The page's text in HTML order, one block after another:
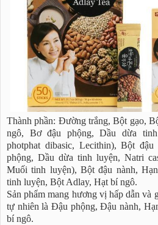
Thành phần: Đường trắng, Bột gạo,
ngô, Bơ đậu phộng, Dầu dừa
photphat dibasic, Lecithin), Bột
phộng, Dầu dừa tinh luyện, Natri
Muối tinh luyện), Bột đậu nành,
tinh luyện, Bột Adlay, Hạt bí ngô.
Sản phẩm mang hương vị hấp dẫn
tự nhiên là Đậu phộng, Đậu nành,
bí ngô.